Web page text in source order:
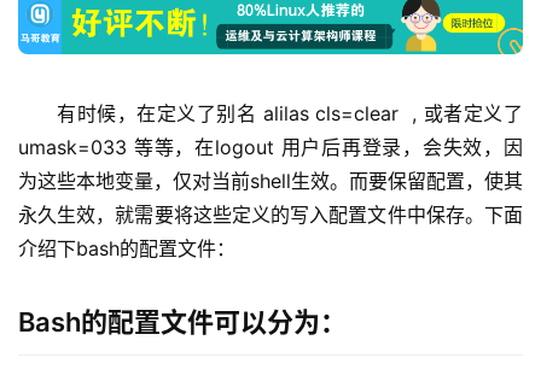
有时候，在定义了别名 alilas cls=clear  , 或者定义了
umask=033 等等，在logout 用户后再登录，会失效，因
为这些本地变量，仅对当前shell生效。而要保留配置，使其
永久生效，就需要将这些定义的写入配置文件中保存。下面
介绍下bash的配置文件：
Bash的配置文件可以分为：